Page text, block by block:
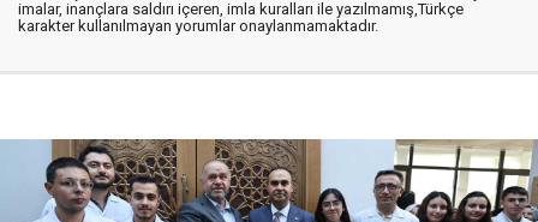
imalar, inançlara saldırı içeren, imla kuralları ile yazılmamış,Türkçe
karakter kullanılmayan yorumlar onaylanmamaktadır.